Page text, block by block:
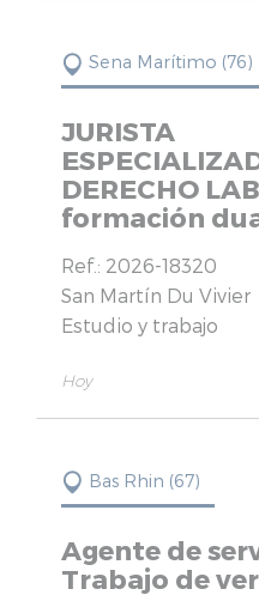
Sena Marítimo (76)
JURISTA
DERECHO
formación
Ref.: 2026-18320
San Martín Du Vivier
Estudio y trabajo
Hoy
Bas Rhin (67)
Agente de
Trabajo de